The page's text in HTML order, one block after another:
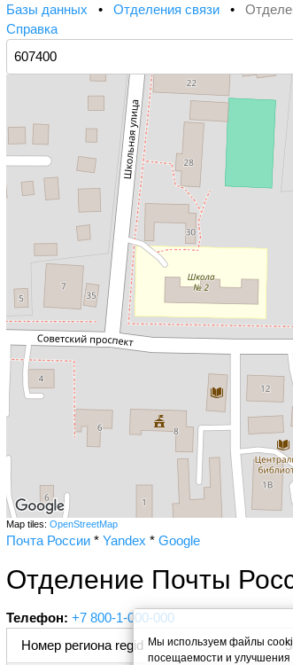
Базы данных • Отделения связи •
Справка
Map tiles: OpenStreetMap
Почта России * Yandex * Google
Отделение Почты
Телефон: +7 800-1-000-000
Номер региона regid Мы используем файлы
посещаемости и